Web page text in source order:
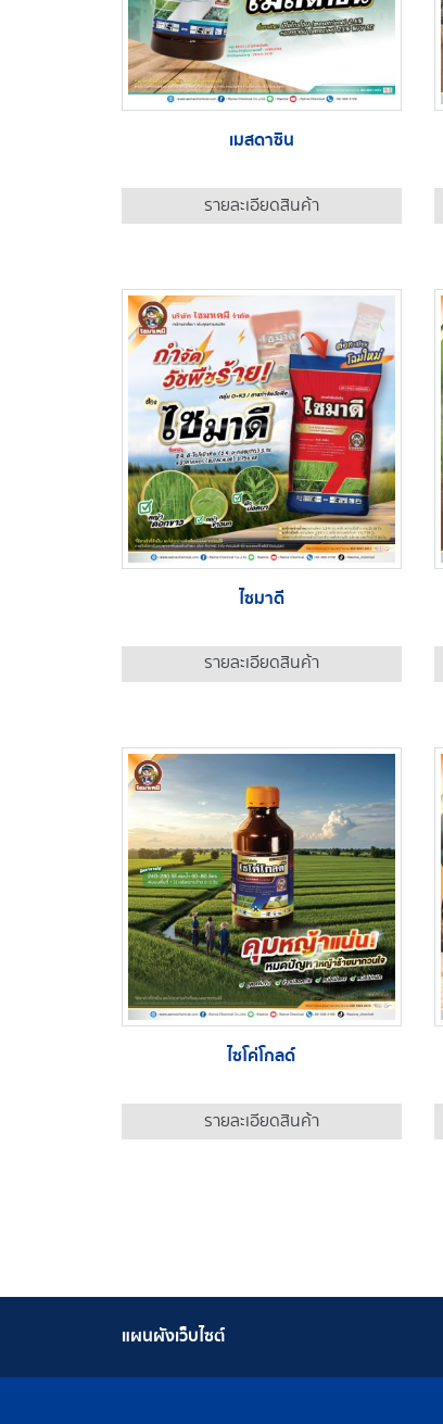
เมสดาซิน
รายละเอียดสินค้า
ไซมาดี
รายละเอียดสินค้า
ไซโค่โกลด์
รายละเอียดสินค้า
แผนผังเว็บไซต์